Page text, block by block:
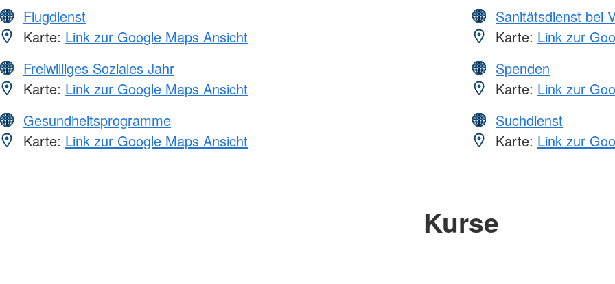
Flugdienst
Karte: Link zur Google Maps Ansicht
Freiwilliges Soziales Jahr
Karte: Link zur Google Maps Ansicht
Gesundheitsprogramme
Karte: Link zur Google Maps Ansicht
Sanitätsdienst bei
Karte: Link zur
Spenden
Karte: Link zur
Suchdienst
Karte: Link zur
Kurse